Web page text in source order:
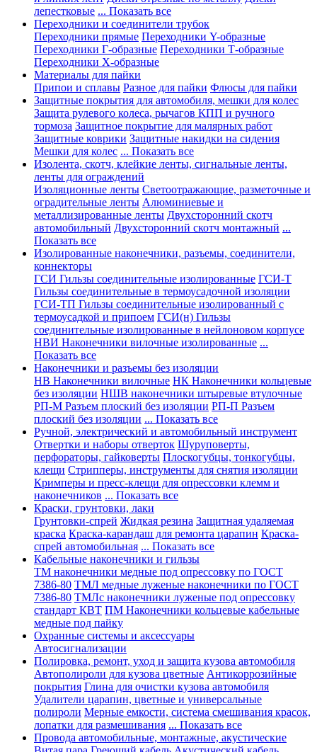
лепестковые ... Показать все
Переходники и соединители трубок
Переходники прямые Переходники Y-образные
Переходники Г-образные Переходники Т-образные
Переходники Х-образные
Материалы для пайки
Припои и сплавы Разное для пайки Флюсы для пайки
Защитные покрытия для автомобиля, мешки для колес
Защита рулевого колеса, рычагов КПП и ручного
тормоза Защитное покрытие для малярных работ
Защитные коврики Защитные накидки на сидения
Мешки для колес ... Показать все
Изолента, скотч, клейкие ленты, сигнальные ленты,
ленты для ограждений
Изоляционные ленты Светоотражающие, разметочные и
оградительные ленты Алюминиевые и
металлизированные ленты Двухсторонний скотч
автомобильный Двухсторонний скотч монтажный ...
Показать все
Изолированные наконечники, разъемы, соединители,
коннекторы
ГСИ Гильзы соединительные изолированные ГСИ-Т
Гильзы соединительные в термоусадочной изоляции
ГСИ-ТП Гильзы соединительные изолированный с
термоусадкой и припоем ГСИ(н) Гильзы
соединительные изолированные в нейлоновом корпусе
НВИ Наконечники вилочные изолированные ...
Показать все
Наконечники и разъемы без изоляции
НВ Наконечники вилочные НК Наконечники кольцевые
без изоляции НШВ наконечники штыревые втулочные
РП-М Разъем плоский без изоляции РП-П Разъем
плоский без изоляции ... Показать все
Ручной, электрический и автомобильный инструмент
Отвертки и наборы отверток Шуруповерты,
перфораторы, гайковерты Плоскогубцы, тонкогубцы,
клещи Стрипперы, инструменты для снятия изоляции
Кримперы и пресс-клещи для опрессовки клемм и
наконечников ... Показать все
Краски, грунтовки, лаки
Грунтовки-спрей Жидкая резина Защитная удаляемая
краска Краска-карандаш для ремонта царапин Краска-
спрей автомобильная ... Показать все
Кабельные наконечники и гильзы
ТМ наконечники медные под опрессовку по ГОСТ
7386-80 ТМЛ медные луженые наконечники по ГОСТ
7386-80 ТМЛс наконечники луженые под опрессовку
стандарт КВТ ПМ Наконечники кольцевые кабельные
медные под пайку
Охранные системы и аксессуары
Автосигнализации
Полировка, ремонт, уход и защита кузова автомобиля
Автополироли для кузова цветные Антикоррозийные
покрытия Глина для очистки кузова автомобиля
Удалители царапин, цветные и универсальные
полироли Мерные емкости, система смешивания красок,
лопатки для размешивания ... Показать все
Провода автомобильные, монтажные, акустические